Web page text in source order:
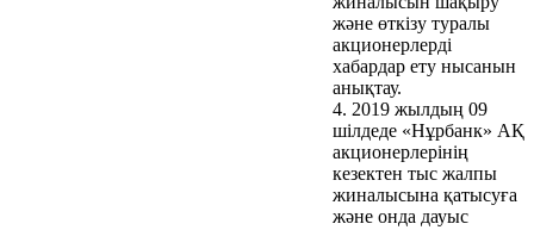
және өткізу туралы
акционерлерді
хабардар ету нысанын
анықтау.
4. 2019 жылдың 09
шілдеде «Нұрбанк» АҚ
акционерлерінің
кезектен тыс жалпы
жиналысына қатысуға
және онда дауыс